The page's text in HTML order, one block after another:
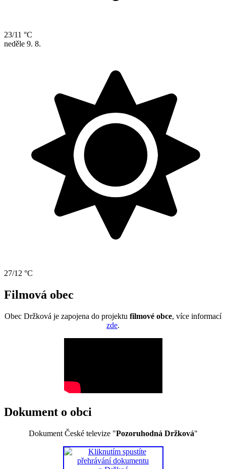
23/11 °C
neděle 9. 8.
27/12 °C
Filmová obec
Obec Držková je zapojena do projektu filmové obce, více informací
zde.
Dokument o obci
Dokument České televize "Pozoruhodná Držková"